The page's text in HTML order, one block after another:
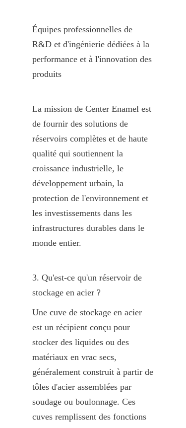
Équipes professionnelles de
R&D et d'ingénierie dédiées à la
performance et à l'innovation des
produits
La mission de Center Enamel est
de fournir des solutions de
réservoirs complètes et de haute
qualité qui soutiennent la
croissance industrielle, le
développement urbain, la
protection de l'environnement et
les investissements dans les
infrastructures durables dans le
monde entier.
3. Qu'est-ce qu'un réservoir de
stockage en acier ?
Une cuve de stockage en acier
est un récipient conçu pour
stocker des liquides ou des
matériaux en vrac secs,
généralement construit à partir de
tôles d'acier assemblées par
soudage ou boulonnage. Ces
cuves remplissent des fonctions